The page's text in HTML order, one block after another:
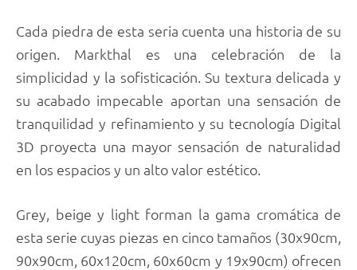
Cada piedra de esta seria cuenta una historia de su
origen. Markthal es una celebración de la
simplicidad y la sofisticación. Su textura delicada y
su acabado impecable aportan una sensación de
tranquilidad y refinamiento y su tecnología Digital
3D proyecta una mayor sensación de naturalidad
en los espacios y un alto valor estético.
Grey, beige y light forman la gama cromática de
esta serie cuyas piezas en cinco tamaños (30x90cm,
90x90cm, 60x120cm, 60x60cm y 19x90cm) ofrecen